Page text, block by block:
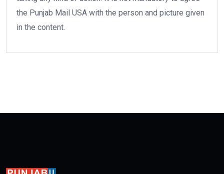
the Punjab Mail USA with the person and picture given
in the content.